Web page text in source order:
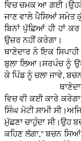
ਵਿਚ ਚਮਕ ਆ
ਜਾਣ ਵਾਲੇ ਪੈਸਿਆਂ ਸਮੇਤ
ਬਿਨਾਂ ਪੁੱਛਿਆਂ ਹੀ ਹਾਂ
ਉਜ਼ਰ ਨਹੀਂ ਕਰੇਗਾ।
ਥਾਣੇਦਾਰ ਨੇ ਇਕ
ਬੁਲਾ ਲਿਆ।ਸਰਪੰਚ ਨੂੰ
ਕੇ ਪਿੰਡ ਨੂੰ ਚਲਾ ਜਾਵੇ,
ਥਾਣੇਦਾਰ ਨੇ
ਵਿਚ ਵੀ ਕਈ ਕਾਰੇ
ਸਿੰਘ ਮੋਟੀ ਸਾਮੀ
ਮੁੱਛਣਾ ਚਾਹੁੰਦਾ
ਕਹਿਣ ਲੱਗਾ,'' ਬਚਨ